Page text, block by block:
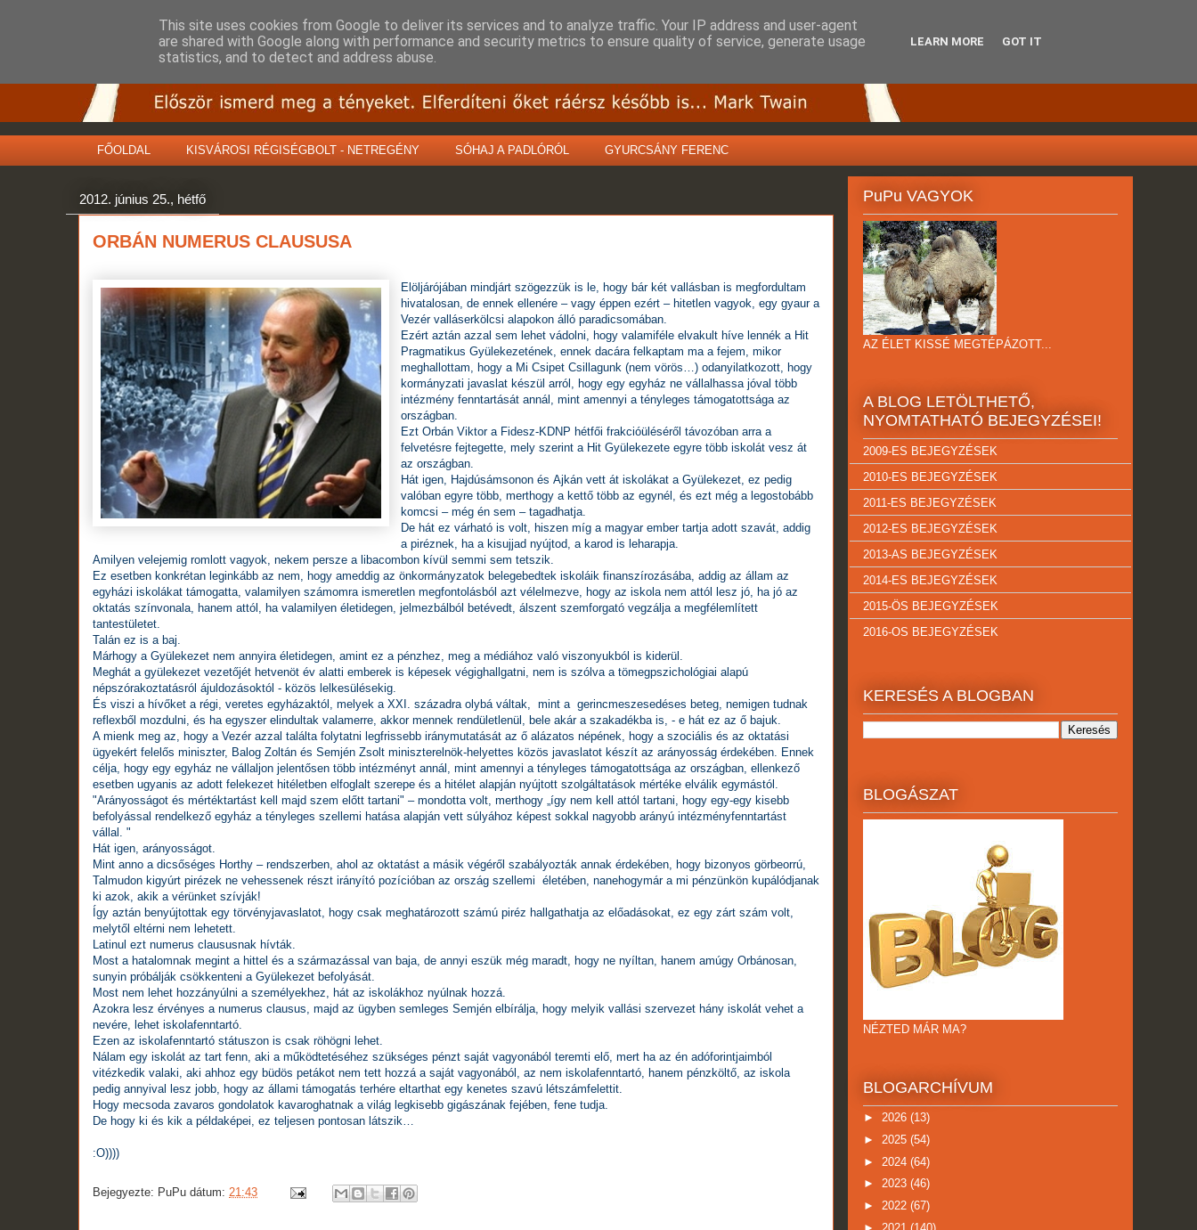
FŐOLDAL KISVÁROSI RÉGISÉGBOLT - NETREGÉNY SÓHAJ A PADLÓRÓL GYURCSÁNY FERENC
2012. június 25., hétfő
ORBÁN NUMERUS CLAUSUSA
Elöljárójában mindjárt szögezzük is le, hogy bár két vallásban is megfordultam
hivatalosan, de ennek ellenére – vagy éppen ezért – hitetlen vagyok, egy gyaur a
Vezér valláserkölcsi alapokon álló paradicsomában.
Ezért aztán azzal sem lehet vádolni, hogy valamiféle elvakult híve lennék a Hit
Pragmatikus Gyülekezetének, ennek dacára felkaptam ma a fejem, mikor
meghallottam, hogy a Mi Csipet Csillagunk (nem vörös…) odanyilatkozott, hogy
kormányzati javaslat készül arról, hogy egy egyház ne vállalhassa jóval több
intézmény fenntartását annál, mint amennyi a tényleges támogatottsága az
országban.
Ezt Orbán Viktor a Fidesz-KDNP hétfői frakcióüléséről távozóban arra a
felvetésre fejtegette, mely szerint a Hit Gyülekezete egyre több iskolát vesz át
az országban.
Hát igen, Hajdúsámsonon és Ajkán vett át iskolákat a Gyülekezet, ez pedig
valóban egyre több, merthogy a kettő több az egynél, és ezt még a legostobább
komcsi – még én sem – tagadhatja.
De hát ez várható is volt, hiszen míg a magyar ember tartja adott szavát, addig
a piréznek, ha a kisujjad nyújtod, a karod is leharapja.
Amilyen velejemig romlott vagyok, nekem persze a libacombon kívül semmi sem tetszik.
Ez esetben konkrétan leginkább az nem, hogy ameddig az önkormányzatok belegebedtek iskoláik finanszírozásába, addig az állam az
egyházi iskolákat támogatta, valamilyen számomra ismeretlen megfontolásból azt vélelmezve, hogy az iskola nem attól lesz jó, ha jó az
oktatás színvonala, hanem attól, ha valamilyen életidegen, jelmezbálból betévedt, álszent szemforgató vegzálja a megfélemlített
tantestületet.
Talán ez is a baj.
Márhogy a Gyülekezet nem annyira életidegen, amint ez a pénzhez, meg a médiához való viszonyukból is kiderül.
Meghát a gyülekezet vezetőjét hetvenöt év alatti emberek is képesek végighallgatni, nem is szólva a tömegpszichológiai alapú
népszórakoztatásról ájuldozásoktól - közös lelkesülésekig.
És viszi a hívőket a régi, veretes egyházaktól, melyek a XXI. századra olybá váltak, mint a gerincmeszesedéses beteg, nemigen tudnak
reflexből mozdulni, és ha egyszer elindultak valamerre, akkor mennek rendületlenül, bele akár a szakadékba is, - e hát ez az ő bajuk.
A mienk meg az, hogy a Vezér azzal találta folytatni legfrissebb iránymutatását az ő alázatos népének, hogy a szociális és az oktatási
ügyekért felelős miniszter, Balog Zoltán és Semjén Zsolt miniszterelnök-helyettes közös javaslatot készít az arányosság érdekében. Ennek
célja, hogy egy egyház ne vállaljon jelentősen több intézményt annál, mint amennyi a tényleges támogatottsága az országban, ellenkező
esetben ugyanis az adott felekezet hitéletben elfoglalt szerepe és a hitélet alapján nyújtott szolgáltatások mértéke elválik egymástól.
"Arányosságot és mértéktartást kell majd szem előtt tartani" – mondotta volt, merthogy „így nem kell attól tartani, hogy egy-egy kisebb
befolyással rendelkező egyház a tényleges szellemi hatása alapján vett súlyához képest sokkal nagyobb arányú intézményfenntartást
vállal. "
Hát igen, arányosságot.
Mint anno a dicsőséges Horthy – rendszerben, ahol az oktatást a másik végéről szabályozták annak érdekében, hogy bizonyos görbeorrú,
Talmudon kigyúrt pirézek ne vehessenek részt irányító pozícióban az ország szellemi életében, nanehogymár a mi pénzünkön kupálódjanak
ki azok, akik a vérünket szívják!
Így aztán benyújtottak egy törvényjavaslatot, hogy csak meghatározott számú piréz hallgathatja az előadásokat, ez egy zárt szám volt,
melytől eltérni nem lehetett.
Latinul ezt numerus claususnak hívták.
Most a hatalomnak megint a hittel és a származással van baja, de annyi eszük még maradt, hogy ne nyíltan, hanem amúgy Orbánosan,
sunyin próbálják csökkenteni a Gyülekezet befolyását.
Most nem lehet hozzányúlni a személyekhez, hát az iskolákhoz nyúlnak hozzá.
Azokra lesz érvényes a numerus clausus, majd az ügyben semleges Semjén elbírálja, hogy melyik vallási szervezet hány iskolát vehet a
nevére, lehet iskolafenntartó.
Ezen az iskolafenntartó státuszon is csak röhögni lehet.
Nálam egy iskolát az tart fenn, aki a működtetéséhez szükséges pénzt saját vagyonából teremti elő, mert ha az én adóforintjaimból
vitézkedik valaki, aki ahhoz egy büdös petákot nem tett hozzá a saját vagyonából, az nem iskolafenntartó, hanem pénzköltő, az iskola
pedig annyival lesz jobb, hogy az állami támogatás terhére eltarthat egy kenetes szavú létszámfelettit.
Hogy mecsoda zavaros gondolatok kavaroghatnak a világ legkisebb gigászának fejében, fene tudja.
De hogy ki és kik a példaképei, ez teljesen pontosan látszik…
:O))))
Bejegyezte: PuPu dátum: 21:43
PuPu VAGYOK
AZ ÉLET KISSÉ MEGTÉPÁZOTT...
A BLOG LETÖLTHETŐ,
NYOMTATHATÓ BEJEGYZÉSEI!
2009-ES BEJEGYZÉSEK
2010-ES BEJEGYZÉSEK
2011-ES BEJEGYZÉSEK
2012-ES BEJEGYZÉSEK
2013-AS BEJEGYZÉSEK
2014-ES BEJEGYZÉSEK
2015-ÖS BEJEGYZÉSEK
2016-OS BEJEGYZÉSEK
KERESÉS A BLOGBAN
BLOGÁSZAT
NÉZTED MÁR MA?
BLOGARCHÍVUM
► 2026 (13)
► 2025 (54)
► 2024 (64)
► 2023 (46)
► 2022 (67)
This site uses cookies from Google to deliver its services and to analyze traffic. Your IP address and user-agent
are shared with Google along with performance and security metrics to ensure quality of service, generate usage
statistics, and to detect and address abuse.
LEARN MORE GOT IT